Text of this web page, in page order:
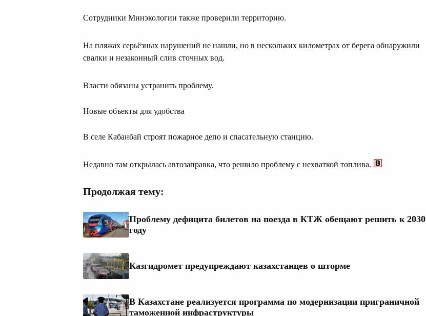
Сотрудники Минэкологии также проверили территорию.
На пляжах серьёзных нарушений не нашли, но в нескольких километрах от берега обнаружили
свалки и незаконный слив сточных вод.
Власти обязаны устранить проблему.
Новые объекты для удобства
В селе Кабанбай строят пожарное депо и спасательную станцию.
Недавно там открылась автозаправка, что решило проблему с нехваткой топлива.
Продолжая тему:
Проблему дефицита билетов на поезда в КТЖ обещают решить к 2030
году
Казгидромет предупреждают казахстанцев о шторме
В Казахстане реализуется программа по модернизации приграничной
таможенной инфраструктуры